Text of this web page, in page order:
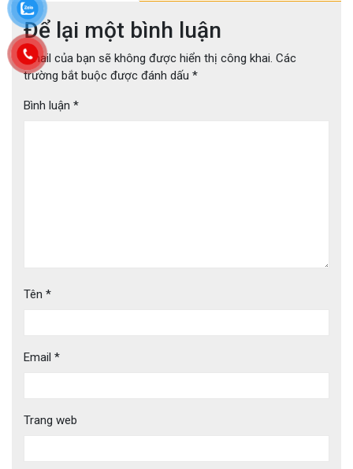
Để lại một bình luận
Email của bạn sẽ không được hiển thị công khai. Các
trường bắt buộc được đánh dấu *
Bình luận *
Tên *
Email *
Trang web